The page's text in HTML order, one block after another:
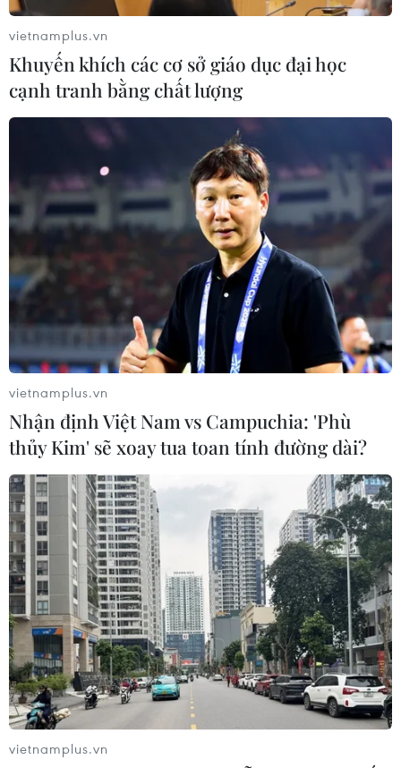
vietnamplus.vn
Khuyến khích các cơ sở giáo dục đại học
cạnh tranh bằng chất lượng
vietnamplus.vn
Nhận định Việt Nam vs Campuchia: 'Phù
thủy Kim' sẽ xoay tua toan tính đường dài?
vietnamplus.vn